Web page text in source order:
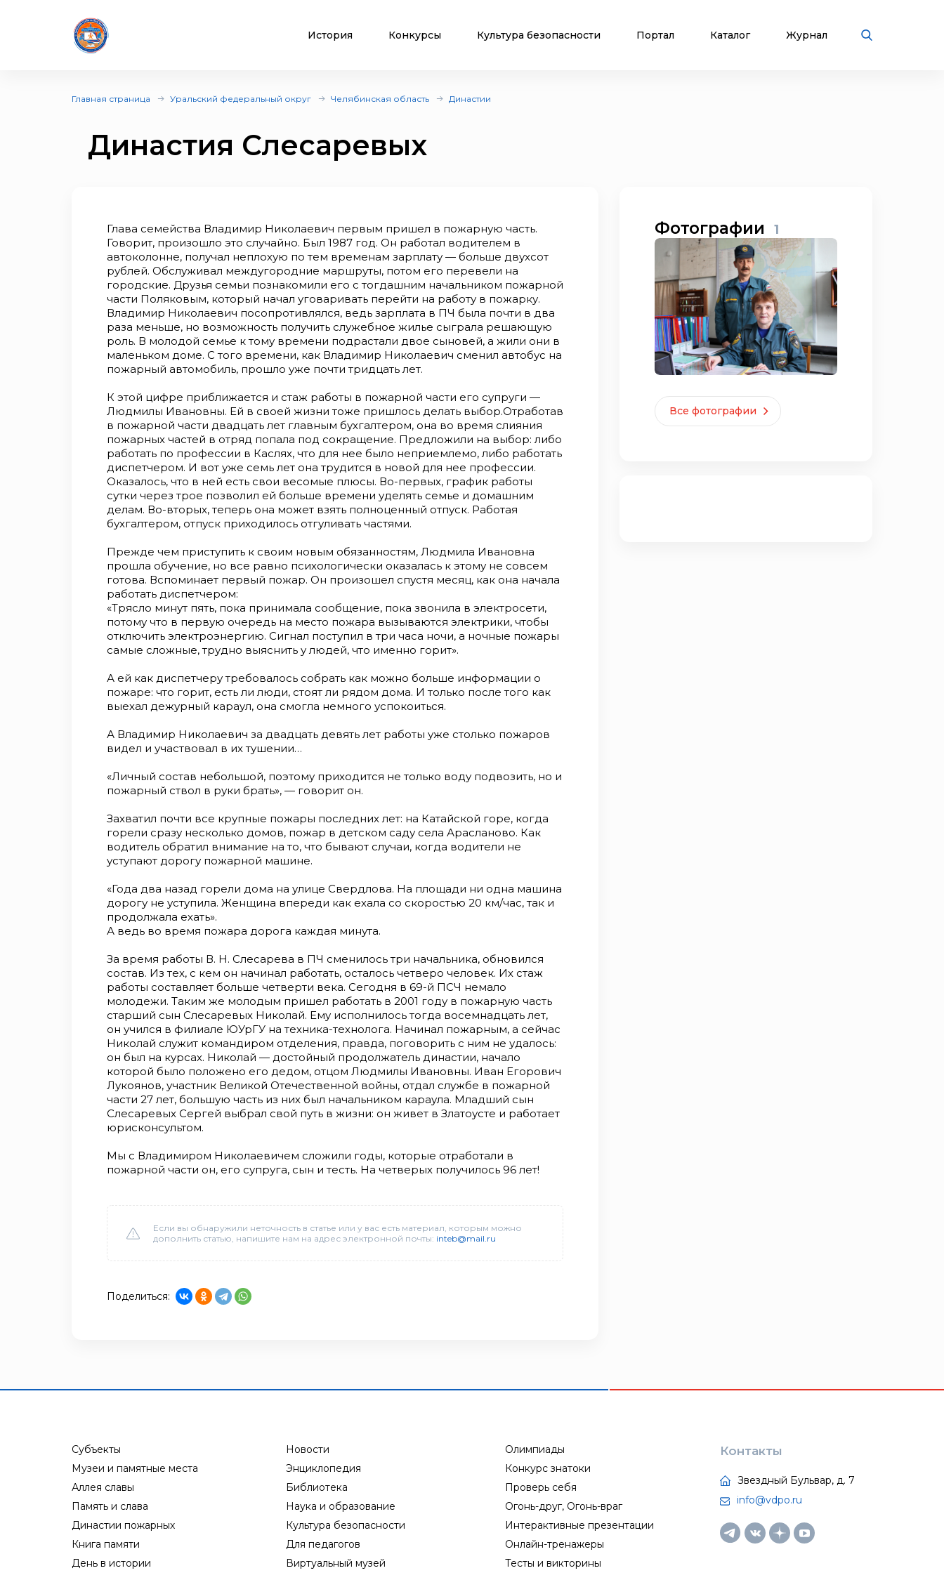
История Конкурсы Культура безопасности Портал Каталог Журнал
Главная страница Уральский федеральный округ Челябинская область Династии
Династия Слесаревых
Глава семейства Владимир Николаевич первым пришел в пожарную часть.
Говорит, произошло это случайно. Был 1987 год. Он работал водителем в
автоколонне, получал неплохую по тем временам зарплату — больше двухсот
рублей. Обслуживал междугородние маршруты, потом его перевели на
городские. Друзья семьи познакомили его с тогдашним начальником пожарной
части Поляковым, который начал уговаривать перейти на работу в пожарку.
Владимир Николаевич посопротивлялся, ведь зарплата в ПЧ была почти в два
раза меньше, но возможность получить служебное жилье сыграла решающую
роль. В молодой семье к тому времени подрастали двое сыновей, а жили они в
маленьком доме. С того времени, как Владимир Николаевич сменил автобус на
пожарный автомобиль, прошло уже почти тридцать лет.
К этой цифре приближается и стаж работы в пожарной части его супруги —
Людмилы Ивановны. Ей в своей жизни тоже пришлось делать выбор.Отработав
в пожарной части двадцать лет главным бухгалтером, она во время слияния
пожарных частей в отряд попала под сокращение. Предложили на выбор: либо
работать по профессии в Каслях, что для нее было неприемлемо, либо работать
диспетчером. И вот уже семь лет она трудится в новой для нее профессии.
Оказалось, что в ней есть свои весомые плюсы. Во-первых, график работы
сутки через трое позволил ей больше времени уделять семье и домашним
делам. Во-вторых, теперь она может взять полноценный отпуск. Работая
бухгалтером, отпуск приходилось отгуливать частями.
Прежде чем приступить к своим новым обязанностям, Людмила Ивановна
прошла обучение, но все равно психологически оказалась к этому не совсем
готова. Вспоминает первый пожар. Он произошел спустя месяц, как она начала
работать диспетчером:
«Трясло минут пять, пока принимала сообщение, пока звонила в электросети,
потому что в первую очередь на место пожара вызываются электрики, чтобы
отключить электроэнергию. Сигнал поступил в три часа ночи, а ночные пожары
самые сложные, трудно выяснить у людей, что именно горит».
А ей как диспетчеру требовалось собрать как можно больше информации о
пожаре: что горит, есть ли люди, стоят ли рядом дома. И только после того как
выехал дежурный караул, она смогла немного успокоиться.
А Владимир Николаевич за двадцать девять лет работы уже столько пожаров
видел и участвовал в их тушении…
«Личный состав небольшой, поэтому приходится не только воду подвозить, но и
пожарный ствол в руки брать», — говорит он.
Захватил почти все крупные пожары последних лет: на Катайской горе, когда
горели сразу несколько домов, пожар в детском саду села Арасланово. Как
водитель обратил внимание на то, что бывают случаи, когда водители не
уступают дорогу пожарной машине.
«Года два назад горели дома на улице Свердлова. На площади ни одна машина
дорогу не уступила. Женщина впереди как ехала со скоростью 20 км/час, так и
продолжала ехать».
А ведь во время пожара дорога каждая минута.
За время работы В. Н. Слесарева в ПЧ сменилось три начальника, обновился
состав. Из тех, с кем он начинал работать, осталось четверо человек. Их стаж
работы составляет больше четверти века. Сегодня в 69-й ПСЧ немало
молодежи. Таким же молодым пришел работать в 2001 году в пожарную часть
старший сын Слесаревых Николай. Ему исполнилось тогда восемнадцать лет,
он учился в филиале ЮУрГУ на техника-технолога. Начинал пожарным, а сейчас
Николай служит командиром отделения, правда, поговорить с ним не удалось:
он был на курсах. Николай — достойный продолжатель династии, начало
которой было положено его дедом, отцом Людмилы Ивановны. Иван Егорович
Лукоянов, участник Великой Отечественной войны, отдал службе в пожарной
части 27 лет, большую часть из них был начальником караула. Младший сын
Слесаревых Сергей выбрал свой путь в жизни: он живет в Златоусте и работает
юрисконсультом.
Мы с Владимиром Николаевичем сложили годы, которые отработали в
пожарной части он, его супруга, сын и тесть. На четверых получилось 96 лет!
Если вы обнаружили неточность в статье или у вас есть материал, которым можно
дополнить статью, напишите нам на адрес электронной почты: inteb@mail.ru
Поделиться:
Фотографии 1
Все фотографии
Субъекты
Музеи и памятные места
Аллея славы
Память и слава
Династии пожарных
Книга памяти
День в истории
Новости
Энциклопедия
Библиотека
Наука и образование
Культура безопасности
Для педагогов
Виртуальный музей
Олимпиады
Конкурс знатоки
Проверь себя
Огонь-друг, Огонь-враг
Интерактивные презентации
Онлайн-тренажеры
Тесты и викторины
Контакты
Звездный Бульвар, д. 7
info@vdpo.ru